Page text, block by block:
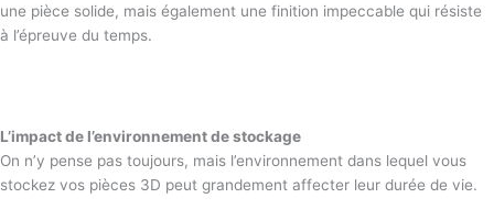
une pièce solide, mais également une finition impeccable qui résiste
à l’épreuve du temps.
L’impact de l’environnement de stockage
On n’y pense pas toujours, mais l’environnement dans lequel vous
stockez vos pièces 3D peut grandement affecter leur durée de vie.